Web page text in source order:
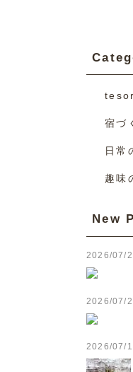
宿づ
日常
趣味
New
2026/07/
2026/07/
2026/07/